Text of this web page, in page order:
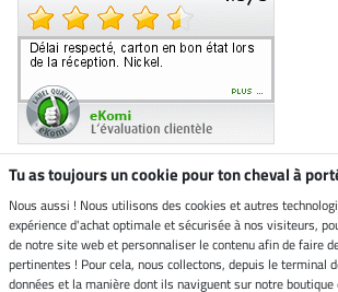
Boutique climatiquement
neutre
Livraison par
Tu as toujours un cookie pour ton cheval à
Nous aussi ! Nous utilisons des cookies et autres
expérience d'achat optimale et sécurisée à nos visiteurs,
de notre site web et personnaliser le contenu afin de faire
pertinentes ! Pour cela, nous collectons, depuis le terminal
données et la manière dont ils naviguent sur notre boutique